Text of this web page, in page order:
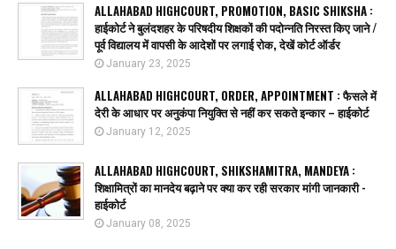
ALLAHABAD HIGHCOURT, PROMOTION, BASIC SHIKSHA :
हाईकोर्ट ने बुलंदशहर के परिषदीय शिक्षकों की पदोन्नति निरस्त किए जाने /
पूर्व विद्यालय में वापसी के आदेशों पर लगाई रोक, देखें कोर्ट ऑर्डर
January 23, 2025
ALLAHABAD HIGHCOURT, ORDER, APPOINTMENT : फैसले में
देरी के आधार पर अनुकंपा नियुक्ति से नहीं कर सकते इन्कार – हाईकोर्ट
January 12, 2025
ALLAHABAD HIGHCOURT, SHIKSHAMITRA, MANDEYA :
शिक्षामित्रों का मानदेय बढ़ाने पर क्या कर रही सरकार मांगी जानकारी -
हाईकोर्ट
January 08, 2025